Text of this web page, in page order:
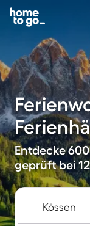
Entdecke
geprüft bei